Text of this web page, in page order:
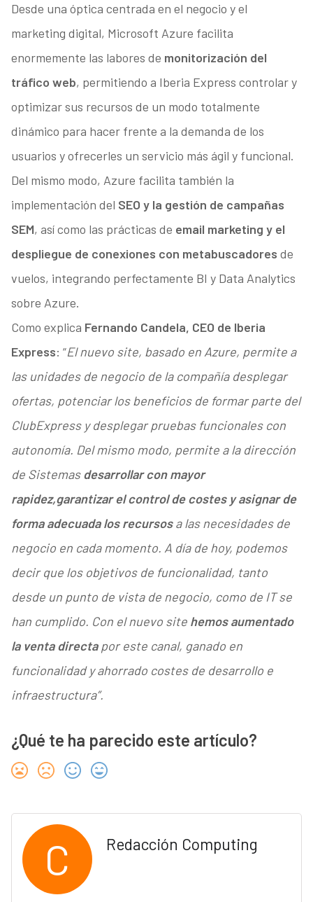
Desde una óptica centrada en el negocio y el
marketing digital, Microsoft Azure facilita
enormemente las labores de monitorización del
tráfico web, permitiendo a Iberia Express controlar y
optimizar sus recursos de un modo totalmente
dinámico para hacer frente a la demanda de los
usuarios y ofrecerles un servicio más ágil y funcional.
Del mismo modo, Azure facilita también la
implementación del SEO y la gestión de campañas
SEM, así como las prácticas de email marketing y el
despliegue de conexiones con metabuscadores de
vuelos, integrando perfectamente BI y Data Analytics
sobre Azure.
Como explica Fernando Candela, CEO de Iberia
Express: “El nuevo site, basado en Azure, permite a
las unidades de negocio de la compañía desplegar
ofertas, potenciar los beneficios de formar parte del
ClubExpress y desplegar pruebas funcionales con
autonomía. Del mismo modo, permite a la dirección
de Sistemasdesarrollar con mayor
rapidez,garantizar el control de costes y asignar de
forma adecuada los recursosa las necesidades de
negocio en cada momento. A día de hoy, podemos
decir que los objetivos de funcionalidad, tanto
desde un punto de vista de negocio, como de IT se
han cumplido. Con el nuevo site hemos aumentado
la venta directapor este canal, ganado en
funcionalidad y ahorrado costes de desarrollo e
infraestructura”.
¿Qué te ha parecido este artículo?
C Redacción Computing